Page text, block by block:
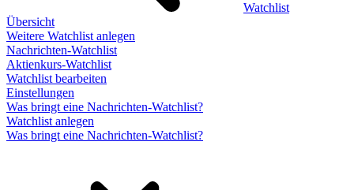
Watchlist
Übersicht
Weitere Watchlist anlegen
Nachrichten-Watchlist
Aktienkurs-Watchlist
Watchlist bearbeiten
Einstellungen
Was bringt eine Nachrichten-Watchlist?
Watchlist anlegen
Was bringt eine Nachrichten-Watchlist?